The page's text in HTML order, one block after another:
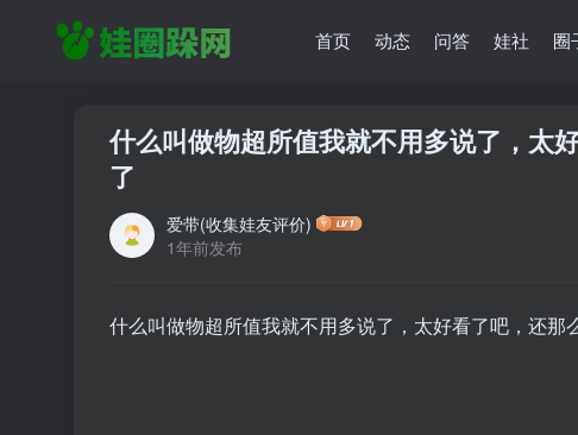
首页 动态 问答 娃社 圈
什么叫做物超所值我就不用多说了，太
了
爱带(收集娃友评价)
1年前发布
什么叫做物超所值我就不用多说了，太好看了吧，还那